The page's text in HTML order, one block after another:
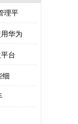
理平
华为
台
细